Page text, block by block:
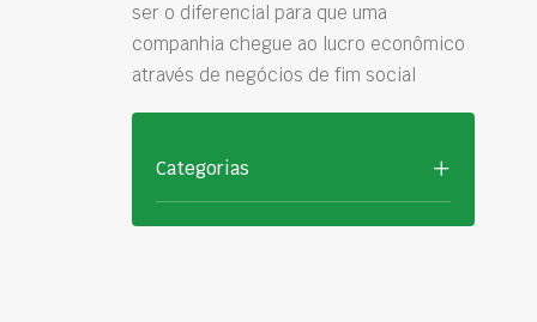
ser o diferencial para que uma
companhia chegue ao lucro econômico
através de negócios de fim social
Categorias